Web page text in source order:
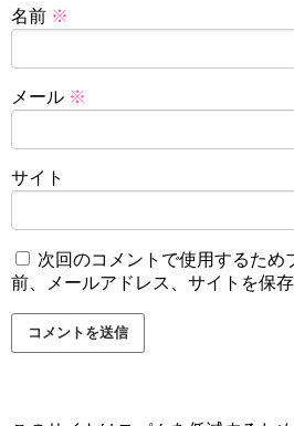
名前 ※
メール ※
サイト
次回のコメントで使用するため
前、メールアドレス、サイトを保存